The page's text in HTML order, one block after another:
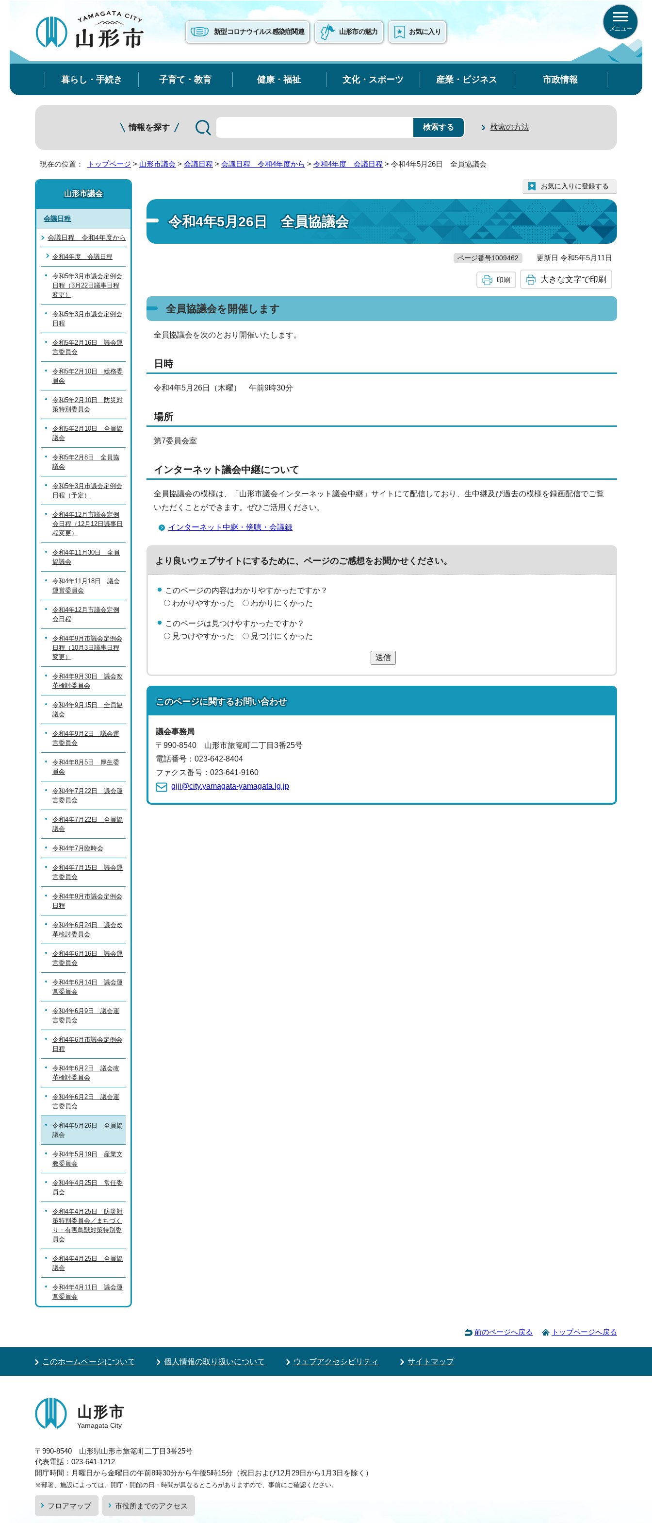
新型コロナウイルス感染症関連 山形市の魅力 お気に入り メニュー
暮らし・手続き 子育て・教育 健康・福祉 文化・スポーツ 産業・ビジネス 市政情報
情報を探す 検索の方法
現在の位置： トップページ > 山形市議会 > 会議日程 > 会議日程 令和4年度から > 令和4年度 会議日程 > 令和4年5月26日 全員協議会
令和4年5月26日 全員協議会
お気に入りに登録する
ページ番号1009462 更新日 令和5年5月11日
印刷 大きな文字で印刷
全員協議会を開催します
全員協議会を次のとおり開催いたします。
日時
令和4年5月26日（木曜） 午前9時30分
場所
第7委員会室
インターネット議会中継について
全員協議会の模様は、「山形市議会インターネット議会中継」サイトにて配信しており、生中継及び過去の模様を録画配信でご覧
いただくことができます。ぜひご活用ください。
インターネット中継・傍聴・会議録
より良いウェブサイトにするために、ページのご感想をお聞かせください。
このページの内容はわかりやすかったですか？
わかりやすかった
わかりにくかった
このページは見つけやすかったですか？
見つけやすかった
見つけにくかった
送信
このページに関するお問い合わせ
議会事務局
〒990-8540 山形市旅篭町二丁目3番25号
電話番号： 023-642-8404
ファクス番号：023-641-9160
giji@city.yamagata-yamagata.lg.jp
山形市議会
会議日程
会議日程 令和4年度から
令和4年度 会議日程
令和5年3月市議会定例会
日程（3月22日議事日程
変更）
令和5年3月市議会定例会
日程
令和5年2月16日 議会運
営委員会
令和5年2月10日 総務委
員会
令和5年2月10日 防災対
策特別委員会
令和5年2月10日 全員協
議会
令和5年2月8日 全員協
議会
令和5年3月市議会定例会
日程（予定）
令和4年12月市議会定例
会日程（12月12日議事日
程変更）
令和4年11月30日 全員
協議会
令和4年11月18日 議会
運営委員会
令和4年12月市議会定例
会日程
令和4年9月市議会定例会
日程（10月3日議事日程
変更）
令和4年9月30日 議会改
革検討委員会
令和4年9月15日 全員協
議会
令和4年9月2日 議会運
営委員会
令和4年8月5日 厚生委
員会
令和4年7月22日 議会運
営委員会
令和4年7月22日 全員協
議会
令和4年7月臨時会
令和4年7月15日 議会運
営委員会
令和4年9月市議会定例会
日程
令和4年6月24日 議会改
革検討委員会
令和4年6月16日 議会運
営委員会
令和4年6月14日 議会運
営委員会
令和4年6月9日 議会運
営委員会
令和4年6月市議会定例会
日程
令和4年6月2日 議会改
革検討委員会
令和4年6月2日 議会運
営委員会
令和4年5月26日 全員協
議会
令和4年5月19日 産業文
教委員会
令和4年4月25日 常任委
員会
令和4年4月25日 防災対
策特別委員会／まちづく
り・有害鳥獣対策特別委
員会
令和4年4月25日 全員協
議会
令和4年4月11日 議会運
営委員会
前のページへ戻る トップページへ戻る
このホームページについて 個人情報の取り扱いについて ウェブアクセシビリティ サイトマップ
山形市
Yamagata City
〒990-8540 山形県山形市旅篭町二丁目3番25号
代表電話：023-641-1212
開庁時間：月曜日から金曜日の午前8時30分から午後5時15分（祝日および12月29日から1月3日を除く）
※部署、施設によっては、開庁・開館の日・時間が異なるところがありますので、事前にご確認ください。
フロアマップ 市役所までのアクセス